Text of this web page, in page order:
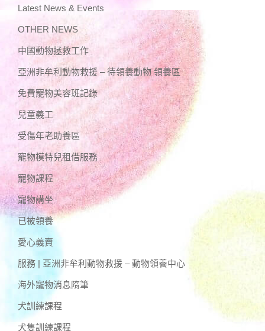
Latest News & Events
OTHER NEWS
中國動物拯救工作
亞洲非牟利動物救援 – 待領養動物 領養區
免費寵物美容班記錄
兒童義工
受傷年老助養區
寵物模特兒租借服務
寵物課程
寵物講坐
已被領養
愛心義賣
服務 | 亞洲非牟利動物救援 – 動物領養中心
海外寵物消息隋筆
犬訓練課程
犬隻訓練課程